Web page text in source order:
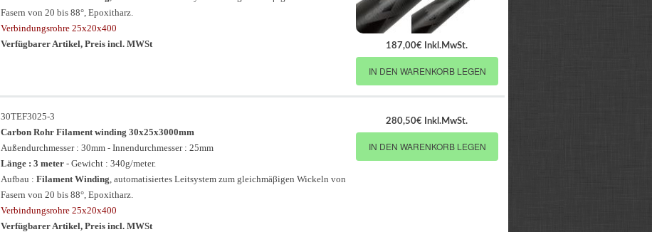
Fasern von 20 bis 88°, Epoxitharz.
Verbindungsrohre 25x20x400
Verfügbarer Artikel, Preis incl. MWSt
187,00€ Inkl.MwSt.
IN DEN WARENKORB LEGEN
30TEF3025-3
Carbon Rohr Filament winding 30x25x3000mm
Außendurchmesser : 30mm - Innendurchmesser : 25mm
Länge : 3 meter - Gewicht : 340g/meter.
Aufbau : Filament Winding, automatisiertes Leitsystem zum gleichmäβigen Wickeln von
Fasern von 20 bis 88°, Epoxitharz.
Verbindungsrohre 25x20x400
Verfügbarer Artikel, Preis incl. MWSt
280,50€ Inkl.MwSt.
IN DEN WARENKORB LEGEN